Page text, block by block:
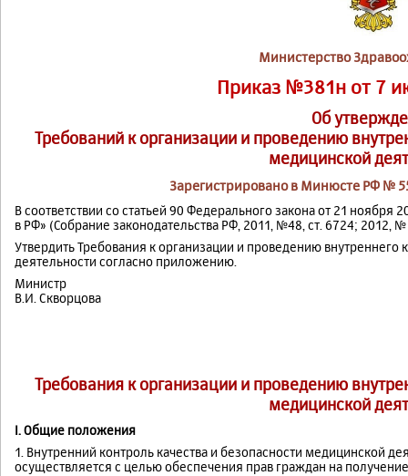
Министерство
Приказ №381н от 7
Об
Требований к организации и проведению
медицинской
Зарегистрировано в Минюсте РФ №
В соответствии со статьей 90 Федерального закона от 21
в РФ» (Собрание законодательства РФ, 2011, №48, ст. 6724; 2012,
Утвердить Требования к организации и проведению внутреннего
деятельности согласно приложению.
Министр
В.И. Скворцова
Требования к организации и проведению
медицинской
I.Общие положения
1. Внутренний контроль качества и безопасности медицинской
осуществляется с целью обеспечения прав граждан на